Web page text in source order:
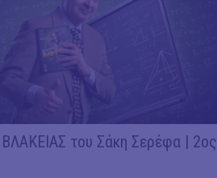
του Σάκη Σερέφα | 2ος